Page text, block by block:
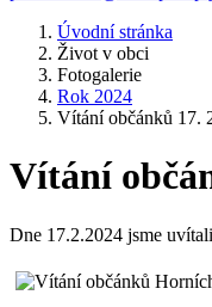
Úvodní stránka
Život v obci
Fotogalerie
Rok 2024
Vítání občánků 17.
Vítání
Dne 17.2.2024 jsme